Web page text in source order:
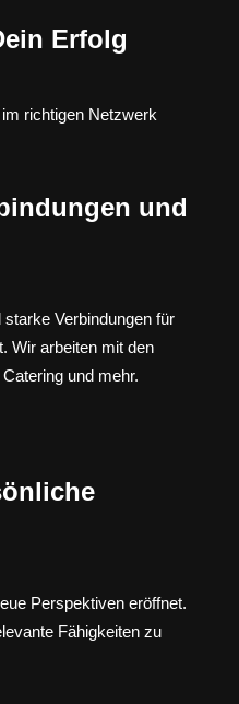
Erfolg
richtigen Netzwerk
und
Verbindungen für
Wir arbeiten mit den
und mehr.
Perspektiven eröffnet.
Fähigkeiten zu